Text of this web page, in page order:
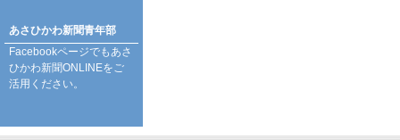
あさひかわ新聞青年部
Facebookページでもあさ
ひかわ新聞ONLINEをご
活用ください。